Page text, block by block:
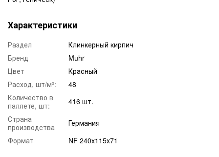
Характеристики
Раздел
Клинкерный кирпич
Бренд
Muhr
Цвет
Красный
Расход, шт/м²:
48
Количество в
паллете, шт:
416 шт.
Страна
производства
Германия
Формат
NF 240x115x71